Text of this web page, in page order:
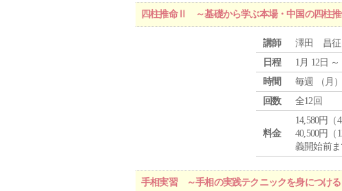
四柱推命Ⅱ ～基礎から学ぶ本場・中国の四柱推
講師
澤田 昌征
日程
1月 12日 ～
時間
毎週 （ 月
回数
全12回
料金
14,580円
40,500円
義開始前ま
手相実習 ～手相の実践テクニックを身につける